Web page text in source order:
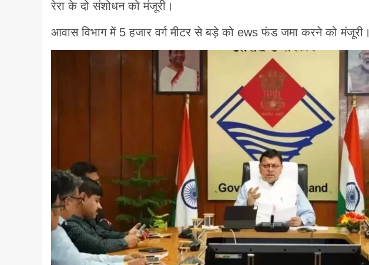
रेरा के दो संशोधन को मंजूरी।
आवास विभाग में 5 हजार वर्ग मीटर से बड़े को ews फंड जमा करने को मंजूरी।